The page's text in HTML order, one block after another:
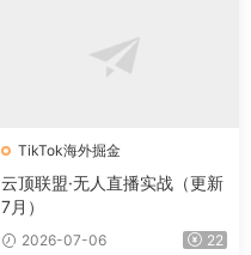
TikTok海外掘金
云顶联盟·无人直播实战（更新
7月）
2026-07-06 22